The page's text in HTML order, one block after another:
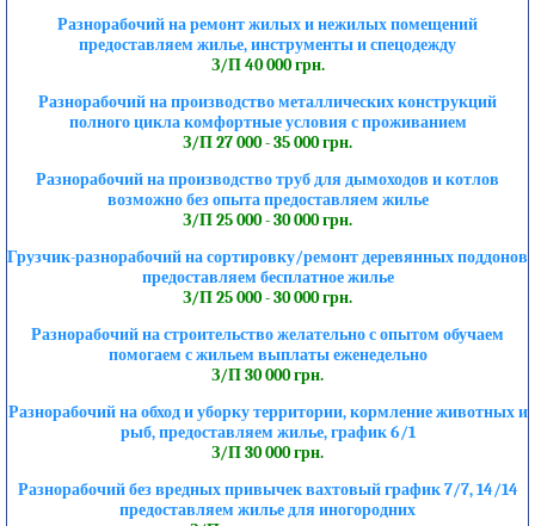
Разнорабочий на ремонт жилых и нежилых помещений
предоставляем жилье, инструменты и спецодежду
З/П 40 000 грн.
Разнорабочий на производство металлических конструкций
полного цикла комфортные условия с проживанием
З/П 27 000 - 35 000 грн.
Разнорабочий на производство труб для дымоходов и котлов
возможно без опыта предоставляем жилье
З/П 25 000 - 30 000 грн.
Грузчик-разнорабочий на сортировку/ремонт деревянных поддонов
предоставляем бесплатное жилье
З/П 25 000 - 30 000 грн.
Разнорабочий на строительство желательно с опытом обучаем
помогаем с жильем выплаты еженедельно
З/П 30 000 грн.
Разнорабочий на обход и уборку территории, кормление животных и
рыб, предоставляем жилье, график 6/1
З/П 30 000 грн.
Разнорабочий без вредных привычек вахтовый график 7/7, 14/14
предоставляем жилье для иногородних